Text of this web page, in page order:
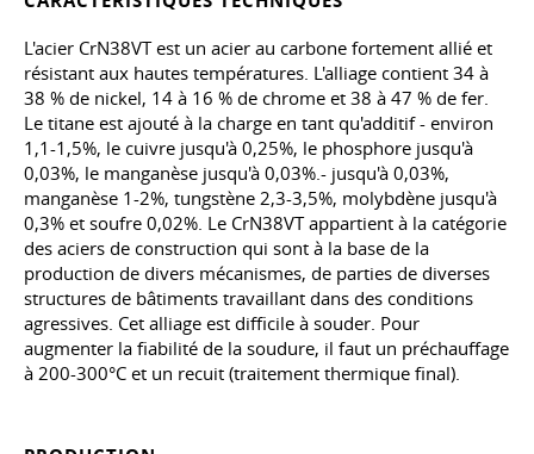
L'acier CrN38VT est un acier au carbone fortement allié et
résistant aux hautes températures. L'alliage contient 34 à
38 % de nickel, 14 à 16 % de chrome et 38 à 47 % de fer.
Le titane est ajouté à la charge en tant qu'additif - environ
1,1-1,5%, le cuivre jusqu'à 0,25%, le phosphore jusqu'à
0,03%, le manganèse jusqu'à 0,03%.- jusqu'à 0,03%,
manganèse 1-2%, tungstène 2,3-3,5%, molybdène jusqu'à
0,3% et soufre 0,02%. Le CrN38VT appartient à la catégorie
des aciers de construction qui sont à la base de la
production de divers mécanismes, de parties de diverses
structures de bâtiments travaillant dans des conditions
agressives. Cet alliage est difficile à souder. Pour
augmenter la fiabilité de la soudure, il faut un préchauffage
à 200-300°C et un recuit (traitement thermique final).